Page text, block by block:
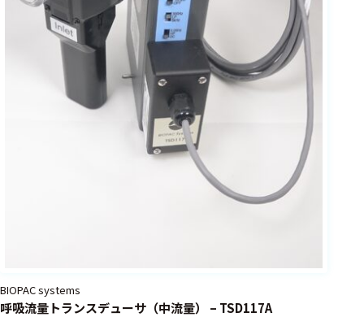
BIOPAC systems
呼吸流量トランスデューサ（中流量） – TSD117A